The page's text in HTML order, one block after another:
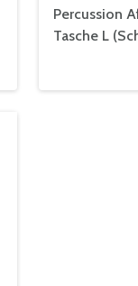
Percussion
Tasche L